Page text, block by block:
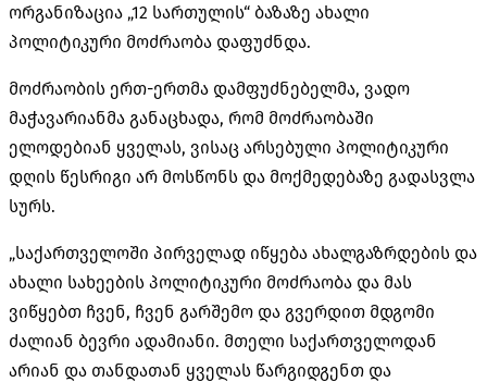
ორგანიზაცია „12 სართულის“ ბაზაზე ახალი
პოლიტიკური მოძრაობა დაფუძნდა.
მოძრაობის ერთ-ერთმა დამფუძნებელმა, ვადო
მაჭავარიანმა განაცხადა, რომ მოძრაობაში
ელოდებიან ყველას, ვისაც არსებული პოლიტიკური
დღის წესრიგი არ მოსწონს და მოქმედებაზე გადასვლა
სურს.
„საქართველოში პირველად იწყება ახალგაზრდების და
ახალი სახეების პოლიტიკური მოძრაობა და მას
ვიწყებთ ჩვენ, ჩვენ გარშემო და გვერდით მდგომი
ძალიან ბევრი ადამიანი. მთელი საქართველოდან
არიან და თანდათან ყველას წარგიდგენთ და